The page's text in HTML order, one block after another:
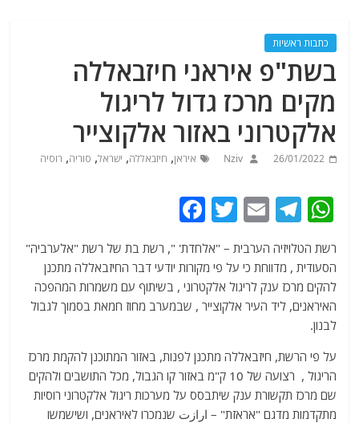
כתבות ראשיות
בשת"פ איראני חיזבאללה
מקים מרכז גדול לריגול
אלקטרוני באזור אלקוצייר
26/01/2022
Nziv איראן, חיזבאללה, ישראל, סוריה, רוסיה
W
h
at
s
A
p
T
e
g
ra
E
ai
l
T
w
itt
er
c
e
b
o
k
רשת הטלויזיה הערבית – "אלחדת' ", רשת בת של רשת "אלערביה"
הסעודית , מדווחת כי על פי מקורות יודעי דבר החיזבאללה מתכנן
להקים מרכז ענק לריגול אלקטרוני , בשיתוף עם משמרות המהפכה
האיראנים, ליד העיר אלקוצייר , שבמערב מחוז חמאת בסמוך לגבול
לבנון.
על פי הרשת, חיזבאללה מתכנן לפנות, באזור המתוכנן להקמת מרכז
הריגול , רצועה של 10 ק"מ באזור קו הגבול, מכל התושבים ולהקים
שם מרכז תקשורת ענק שיתבסס על מערכות ריגול אלקטרוני רוסיות
מתקדמות מדגם "אראזת" – ارازت שנמכרו לאיראנים, ושישמשו